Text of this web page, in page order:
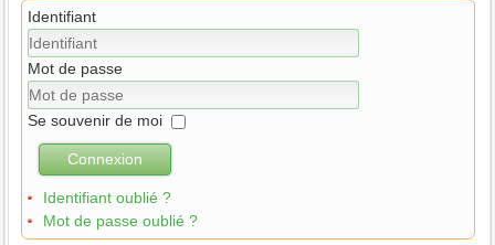
Identifiant
Mot de passe
Se souvenir de moi
Connexion
Identifiant oublié ?
Mot de passe oublié ?